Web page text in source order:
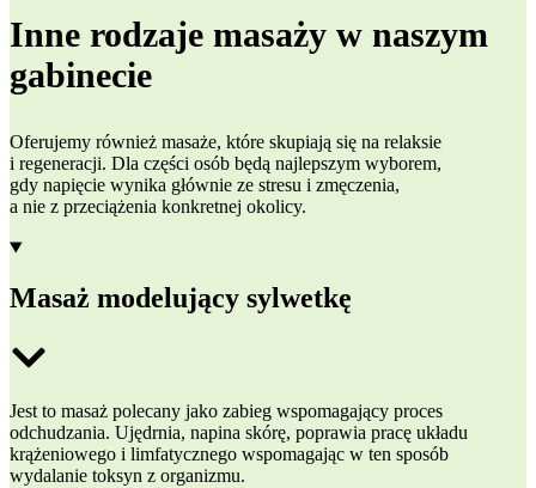
Inne rodzaje masaży w naszym
gabinecie
Oferujemy również masaże, które skupiają się na relaksie
i regeneracji. Dla części osób będą najlepszym wyborem,
gdy napięcie wynika głównie ze stresu i zmęczenia,
a nie z przeciążenia konkretnej okolicy.
Masaż modelujący sylwetkę
Jest to masaż polecany jako zabieg wspomagający proces
odchudzania. Ujędrnia, napina skórę, poprawia pracę układu
krążeniowego i limfatycznego wspomagając w ten sposób
wydalanie toksyn z organizmu.